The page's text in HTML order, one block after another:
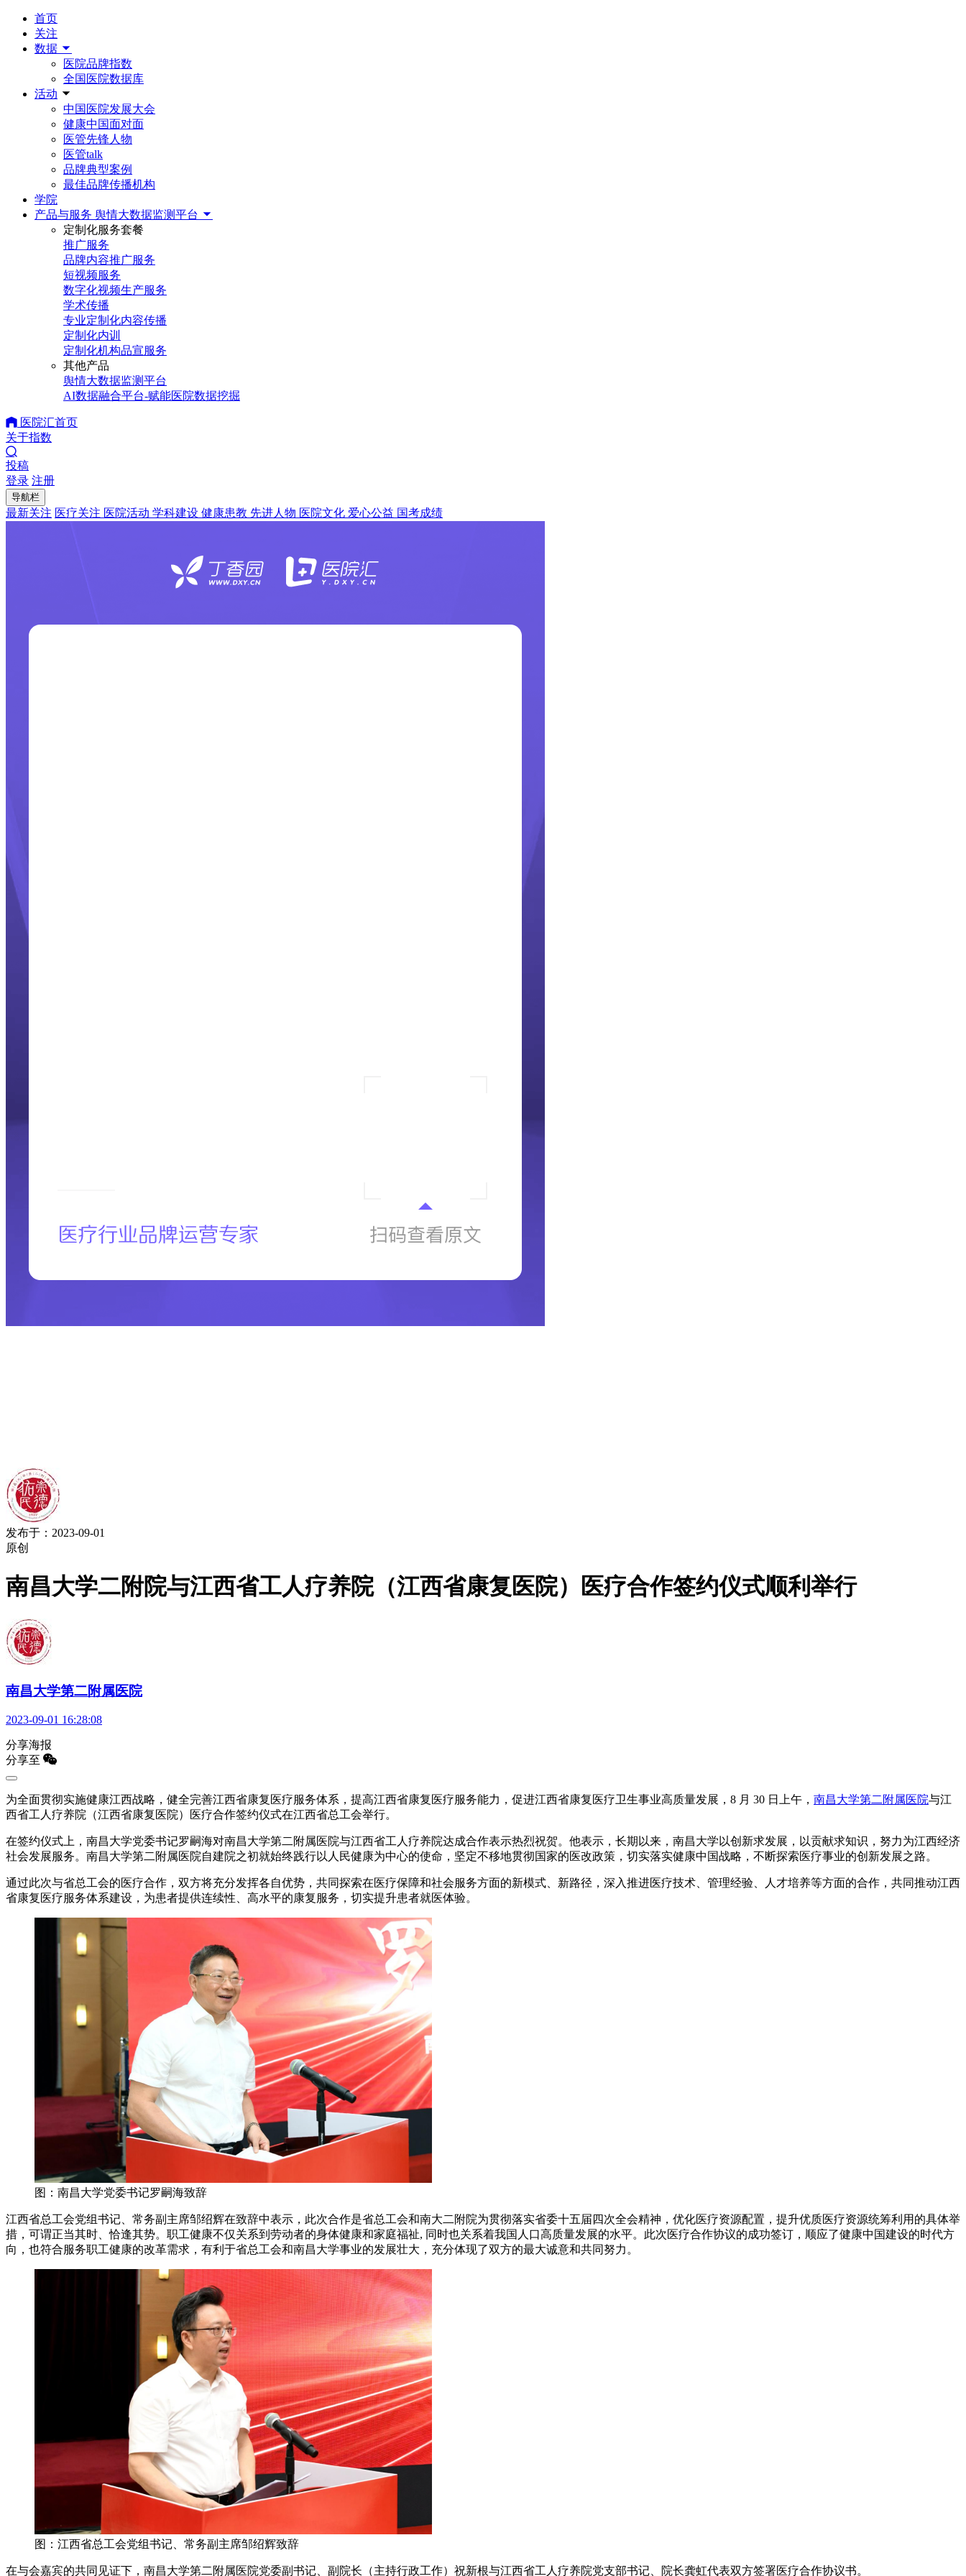
首页
关注
数据
医院品牌指数
全国医院数据库
活动
中国医院发展大会
健康中国面对面
医管先锋人物
医管talk
品牌典型案例
最佳品牌传播机构
学院
产品与服务 舆情大数据监测平台
定制化服务套餐
推广服务
品牌内容推广服务
短视频服务
数字化视频生产服务
学术传播
专业定制化内容传播
定制化内训
定制化机构品宣服务
其他产品
舆情大数据监测平台
AI数据融合平台-赋能医院数据挖掘
医院汇首页
关于指数
投稿
登录 注册
导航栏
最新关注 医疗关注 医院活动 学科建设 健康患教 先进人物 医院文化 爱心公益 国考成绩
发布于：2023-09-01
原创
南昌大学二附院与江西省工人疗养院（江西省康复医院）医疗合作签约仪式顺利举行
南昌大学第二附属医院
2023-09-01 16:28:08
分享海报
分享至
为全面贯彻实施健康江西战略，健全完善江西省康复医疗服务体系，提高江西省康复医疗服务能力，促进江西省康复医疗卫生事业高质量发展，8 月 30 日上午， 南昌大学第二附属医院与江
西省工人疗养院（江西省康复医院）医疗合作签约仪式在江西省总工会举行。
在签约仪式上，南昌大学党委书记罗嗣海对南昌大学第二附属医院与江西省工人疗养院达成合作表示热烈祝贺。他表示，长期以来，南昌大学以创新求发展，以贡献求知识，努力为江西经济
社会发展服务。南昌大学第二附属医院自建院之初就始终践行以人民健康为中心的使命，坚定不移地贯彻国家的医改政策，切实落实健康中国战略，不断探索医疗事业的创新发展之路。
通过此次与省总工会的医疗合作，双方将充分发挥各自优势，共同探索在医疗保障和社会服务方面的新模式、新路径，深入推进医疗技术、管理经验、人才培养等方面的合作，共同推动江西
省康复医疗服务体系建设，为患者提供连续性、高水平的康复服务，切实提升患者就医体验。
图：南昌大学党委书记罗嗣海致辞
江西省总工会党组书记、常务副主席邹绍辉在致辞中表示，此次合作是省总工会和南大二附院为贯彻落实省委十五届四次全会精神，优化医疗资源配置，提升优质医疗资源统筹利用的具体举
措，可谓正当其时、恰逢其势。职工健康不仅关系到劳动者的身体健康和家庭福祉, 同时也关系着我国人口高质量发展的水平。此次医疗合作协议的成功签订，顺应了健康中国建设的时代方
向，也符合服务职工健康的改革需求，有利于省总工会和南昌大学事业的发展壮大，充分体现了双方的最大诚意和共同努力。
图：江西省总工会党组书记、常务副主席邹绍辉致辞
在与会嘉宾的共同见证下，南昌大学第二附属医院党委副书记、副院长（主持行政工作）祝新根与江西省工人疗养院党支部书记、院长龚虹代表双方签署医疗合作协议书。